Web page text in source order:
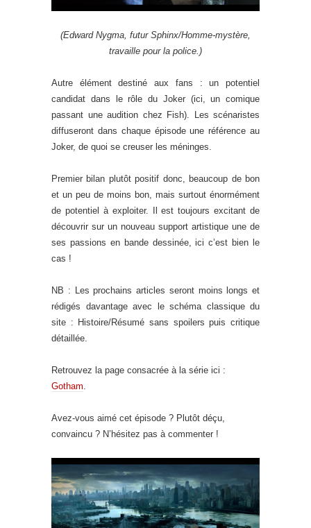
(Edward Nygma, futur Sphinx/Homme-mystère,
travaille pour la police.)
Autre élément destiné aux fans : un potentiel
candidat dans le rôle du Joker (ici, un comique
passant une audition chez Fish). Les scénaristes
diffuseront dans chaque épisode une référence au
Joker, de quoi se creuser les méninges.
Premier bilan plutôt positif donc, beaucoup de bon
et un peu de moins bon, mais surtout énormément
de potentiel à exploiter. Il est toujours excitant de
découvrir sur un nouveau support artistique une de
ses passions en bande dessinée, ici c’est bien le
cas !
NB : Les prochains articles seront moins longs et
rédigés davantage avec le schéma classique du
site : Histoire/Résumé sans spoilers puis critique
détaillée.
Retrouvez la page consacrée à la série ici :
Gotham.
Avez-vous aimé cet épisode ? Plutôt déçu,
convaincu ? N’hésitez pas à commenter !